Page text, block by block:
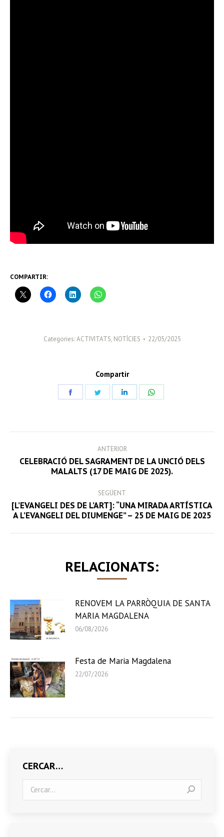
COMPARTIR:
Categories:ACTIVITATS, NOTÍCIES 22/05/2025
Compartir
NAVIGATION
ANTERIOR
Previous
post:
CELEBRACIÓ DEL SAGRAMENT DE LA UNCIÓ DELS
MALALTS (17 DE MAIG DE 2025).
SEGÜENT
Next
post:
[L’EVANGELI DES DE L’ART]: “UNA MIRADA ARTÍSTICA
A L’EVANGELI DEL DIUMENGE” – 25 DE MAIG DE 2025
RELACIONATS:
RENOVEM LA PARRÒQUIA DE SANTA
MARIA MAGDALENA
06/08/2026
Festa de Maria Magdalena
22/07/2026
CERCAR…